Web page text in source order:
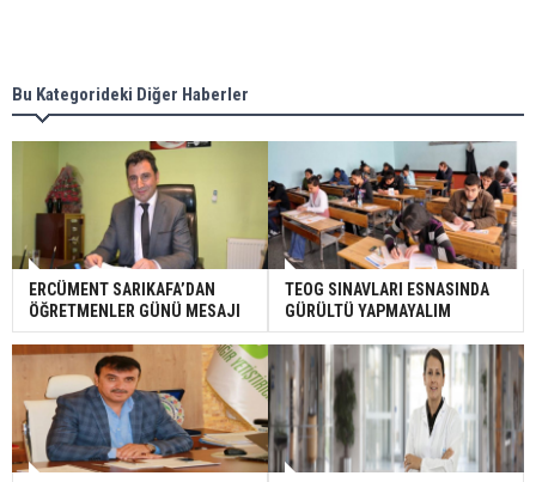
Bu Kategorideki Diğer Haberler
ERCÜMENT SARIKAFA’DAN
ÖĞRETMENLER GÜNÜ MESAJI
TEOG SINAVLARI ESNASINDA
GÜRÜLTÜ YAPMAYALIM